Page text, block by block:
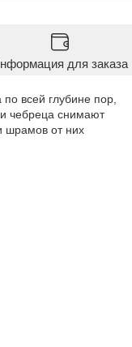
для заказа
всей глубине пор,
чебреца снимают
шрамов от них